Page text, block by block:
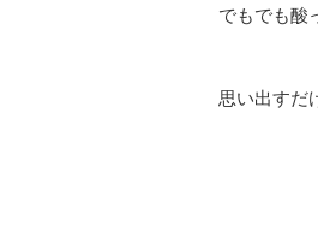
でもでも酸
思い出すだ